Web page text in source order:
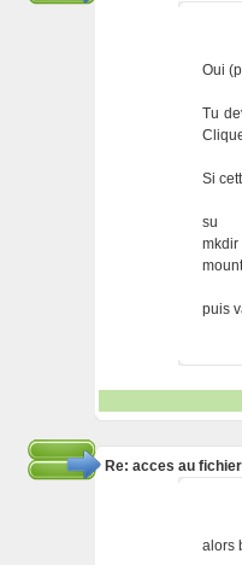
Oui
Tu
Si
su
mkdir
puis
Re: acces au
alors